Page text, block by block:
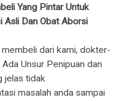
Yang Pintar Untuk
Asli Dan Obat Aborsi
dari kami, dokter-
Unsur Penipuan dan
jelas tidak
masalah anda sampai